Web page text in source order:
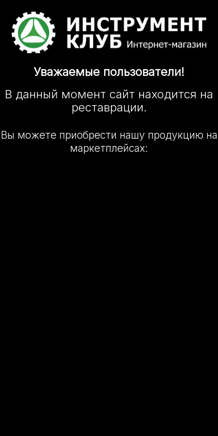
Уважаемые пользователи!
В данный момент сайт находится на
реставрации.
Вы можете приобрести нашу продукцию на
маркетплейсах: